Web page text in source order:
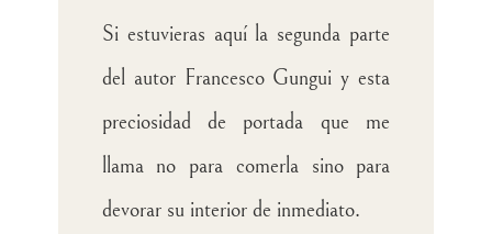
Si estuvieras aquí la segunda parte
del autor Francesco Gungui y esta
preciosidad de portada que me
llama no para comerla sino para
devorar su interior de inmediato.